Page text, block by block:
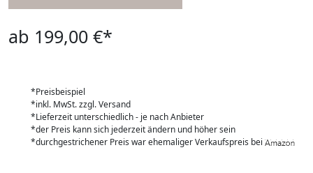
ab 199,00 €*
*Preisbeispiel
*inkl. MwSt. zzgl. Versand
*Lieferzeit unterschiedlich - je nach Anbieter
*der Preis kann sich jederzeit ändern und höher sein
*durchgestrichener Preis war ehemaliger Verkaufspreis bei